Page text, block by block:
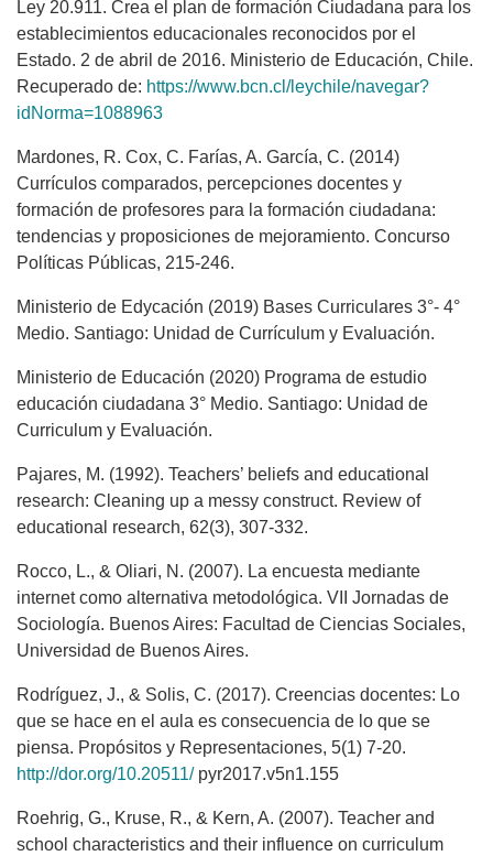
Ley 20.911. Crea el plan de formación Ciudadana para los
establecimientos educacionales reconocidos por el
Estado. 2 de abril de 2016. Ministerio de Educación, Chile.
Recuperado de: https://www.bcn.cl/leychile/navegar?
idNorma=1088963
Mardones, R. Cox, C. Farías, A. García, C. (2014)
Currículos comparados, percepciones docentes y
formación de profesores para la formación ciudadana:
tendencias y proposiciones de mejoramiento. Concurso
Políticas Públicas, 215-246.
Ministerio de Edycación (2019) Bases Curriculares 3°- 4°
Medio. Santiago: Unidad de Currículum y Evaluación.
Ministerio de Educación (2020) Programa de estudio
educación ciudadana 3° Medio. Santiago: Unidad de
Curriculum y Evaluación.
Pajares, M. (1992). Teachers’ beliefs and educational
research: Cleaning up a messy construct. Review of
educational research, 62(3), 307-332.
Rocco, L., & Oliari, N. (2007). La encuesta mediante
internet como alternativa metodológica. VII Jornadas de
Sociología. Buenos Aires: Facultad de Ciencias Sociales,
Universidad de Buenos Aires.
Rodríguez, J., & Solis, C. (2017). Creencias docentes: Lo
que se hace en el aula es consecuencia de lo que se
piensa. Propósitos y Representaciones, 5(1) 7-20.
http://dor.org/10.20511/pyr2017.v5n1.155
Roehrig, G., Kruse, R., & Kern, A. (2007). Teacher and
school characteristics and their influence on curriculum